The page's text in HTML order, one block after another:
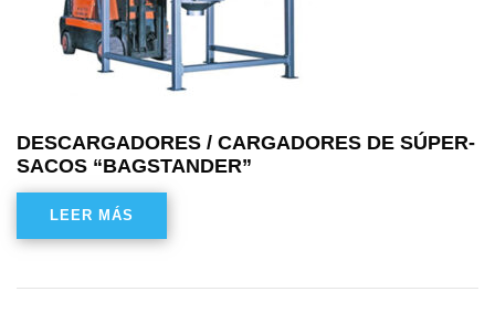
DESCARGADORES / CARGADORES DE SÚPER-
SACOS “BAGSTANDER”
LEER MÁS